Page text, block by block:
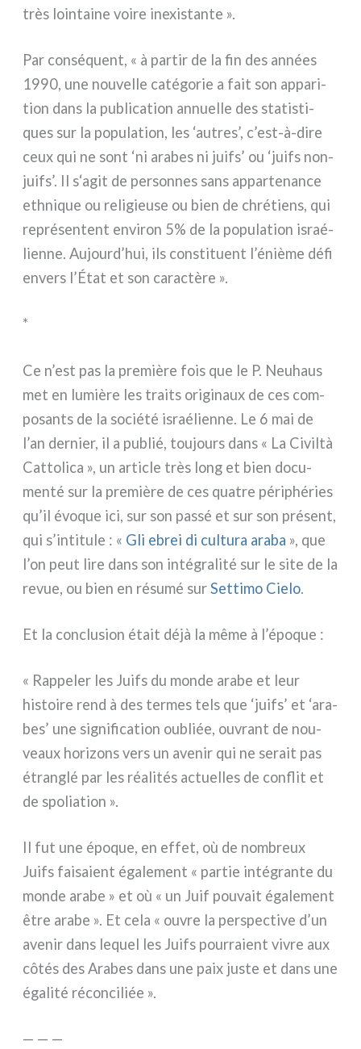
très loin­tai­ne voi­re ine­xi­stan­te ».
Par con­sé­quent, « à par­tir de la fin des années
1990, une nou­vel­le caté­go­rie a fait son appa­ri­
tion dans la publi­ca­tion annuel­le des sta­ti­sti­
ques sur la popu­la­tion, les ‘autres’, c’est-à-dire
ceux qui ne sont ‘ni ara­bes ni juifs’ ou ‘juifs non-
juifs’. Il s‘agit de per­son­nes sans appar­te­nan­ce
eth­ni­que ou reli­gieu­se ou bien de chré­tiens, qui
repré­sen­tent envi­ron 5% de la popu­la­tion israé­
lien­ne. Aujourd’hui, ils con­sti­tuent l’énième défi
envers l’État et son carac­tè­re ».
*
Ce n’est pas la pre­miè­re fois que le P. Neuhaus
met en lumiè­re les trai­ts ori­gi­naux de ces com­
po­san­ts de la socié­té israé­lien­ne. Le 6 mai de
l’an der­nier, il a publié, tou­jours dans « La Civiltà
Cattolica », un arti­cle très long et bien docu­
men­té sur la pre­miè­re de ces qua­tre péri­phé­ries
qu’il évo­que ici, sur son pas­sé et sur son pré­sent,
qui s’intitule : « Gli ebrei di cul­tu­ra ara­ba », que
l’on peut lire dans son inté­gra­li­té sur le site de la
revue, ou bien en résu­mé surSettimo Cielo.
Et la con­clu­sion était déjà la même à l’époque :
« Rappeler les Juifs du mon­de ara­be et leur
histoi­re rend à des ter­mes tels que ‘juifs’ et ‘ara­
bes’ une signi­fi­ca­tion oubliée, ouvrant de nou­
veaux hori­zons vers un ave­nir qui ne serait pas
étran­glé par les réa­li­tés actuel­les de con­flit et
de spo­lia­tion ».
Il fut une épo­que, en effet, où de nom­breux
Juifs fai­sa­ient éga­le­ment « par­tie inté­gran­te du
mon­de ara­be » et où « un Juif pou­vait éga­le­ment
être ara­be ». Et cela « ouvre la per­spec­ti­ve d’un
ave­nir dans lequel les Juifs pour­ra­ient vivre aux
côtés des Arabes dans une paix juste et dans une
éga­li­té récon­ci­liée ».
— — —